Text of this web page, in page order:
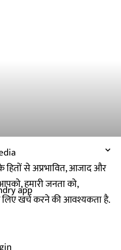
के हितों से अप्रभावित, आजाद और
हमारी जनता को,
खर्च करने की आवश्यकता है.
app